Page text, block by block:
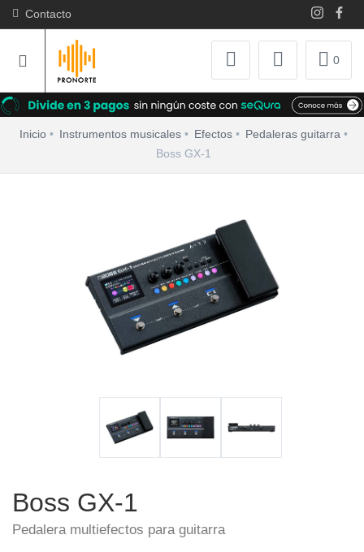
Contacto
0
Inicio Instrumentos musicales Efectos
Pedaleras guitarra
Boss GX-1
Boss GX-1
Pedalera multiefectos para guitarra